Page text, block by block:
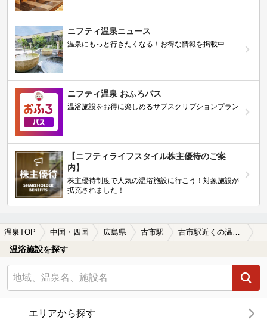
ニフティ温泉ニュース
温泉にもっと行きたくなる！お得な情報を掲載中
ニフティ温泉 おふろパス
温浴施設をお得に楽しめるサブスクリプションプラン
【ニフティライフスタイル株主優待のご案
内】
株主優待制度で人気の温浴施設に行こう！対象施設が
拡充されました！
温泉TOP 中国・四国 広島県 古市駅 古市駅近くの温泉宿・温泉旅館・ホテルおすすめ(2026年版)
温浴施設を探す
エリアから探す